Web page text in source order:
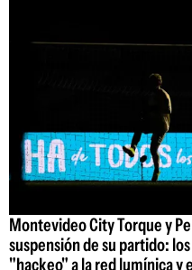
Montevideo City Torque y
suspensión de su partido:
"hackeo" a la red lumínica y